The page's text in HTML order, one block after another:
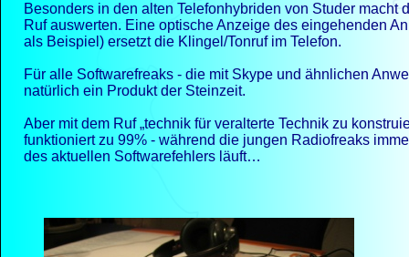
Besonders in den alten Telefonhybriden von Studer
Ruf auswerten. Eine optische Anzeige des eingehenden
als Beispiel) ersetzt die Klingel/Tonruf im Telefon.
Für alle Softwarefreaks - die mit Skype und ähnlichen
natürlich ein Produkt der Steinzeit.
Aber mit dem Ruf „technik für veralterte Technik zu
funktioniert zu 99% - während die jungen Radiofreaks
des aktuellen Softwarefehlers läuft…